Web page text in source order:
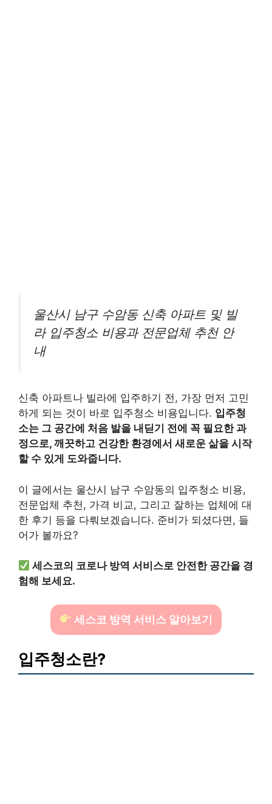
울산시 남구 수암동 신축 아파트 및 빌
라 입주청소 비용과 전문업체 추천 안
내
신축 아파트나 빌라에 입주하기 전, 가장 먼저 고민
하게 되는 것이 바로 입주청소 비용입니다. 입주청
소는 그 공간에 처음 발을 내딛기 전에 꼭 필요한 과
정으로, 깨끗하고 건강한 환경에서 새로운 삶을 시작
할 수 있게 도와줍니다.
이 글에서는 울산시 남구 수암동의 입주청소 비용,
전문업체 추천, 가격 비교, 그리고 잘하는 업체에 대
한 후기 등을 다뤄보겠습니다. 준비가 되셨다면, 들
어가 볼까요?
세스코의 코로나 방역 서비스로 안전한 공간을 경
험해 보세요.
세스코 방역 서비스 알아보기
입주청소란?